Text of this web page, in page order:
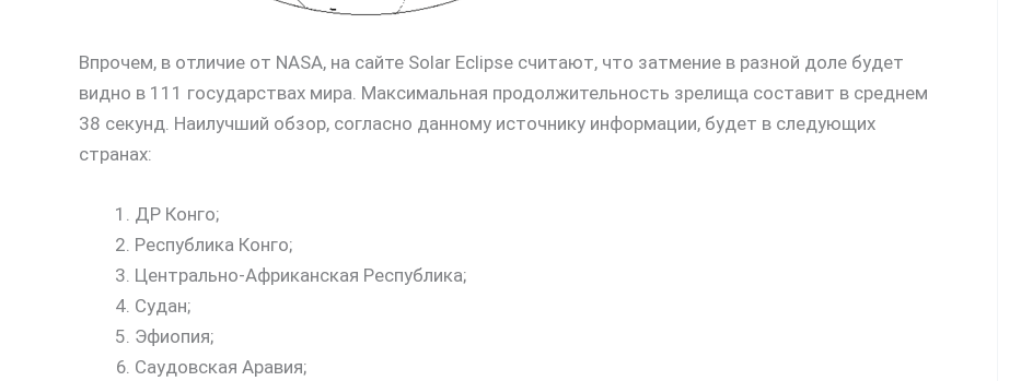
Впрочем, в отличие от NASA, на сайте Solar Eclipse считают, что затмение в разной доле будет
видно в 111 государствах мира. Максимальная продолжительность зрелища составит в среднем
38 секунд. Наилучший обзор, согласно данному источнику информации, будет в следующих
странах:
ДР Конго;
Республика Конго;
Центрально-Африканская Республика;
Судан;
Эфиопия;
Саудовская Аравия;